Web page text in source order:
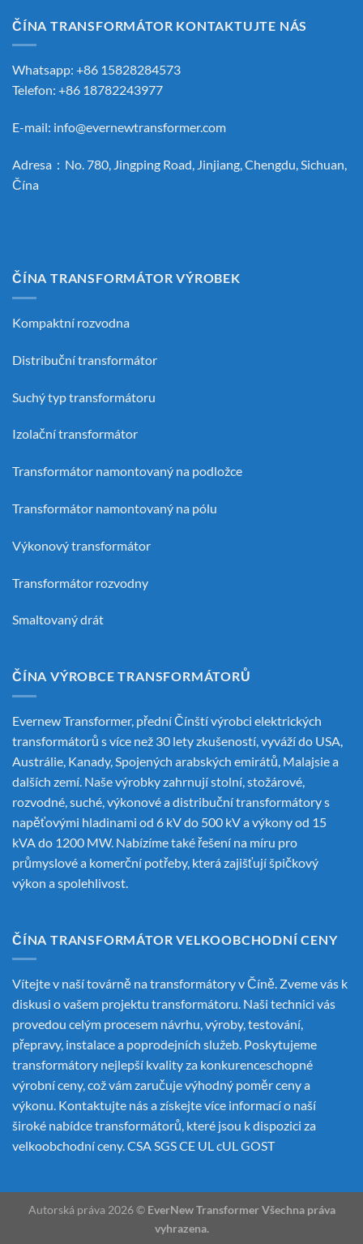
ČÍNA TRANSFORMÁTOR KONTAKTUJTE NÁS
Whatsapp: +86 15828284573
Telefon: +86 18782243977
E-mail: info@evernewtransformer.com
Adresa：No. 780, Jingping Road, Jinjiang, Chengdu, Sichuan,
Čína
ČÍNA TRANSFORMÁTOR VÝROBEK
Kompaktní rozvodna
Distribuční transformátor
Suchý typ transformátoru
Izolační transformátor
Transformátor namontovaný na podložce
Transformátor namontovaný na pólu
Výkonový transformátor
Transformátor rozvodny
Smaltovaný drát
ČÍNA VÝROBCE TRANSFORMÁTORŮ
Evernew Transformer, předníČínští výrobci elektrických
transformátorů s více než 30 lety zkušeností, vyváží do USA,
Austrálie, Kanady, Spojených arabských emirátů, Malajsie a
dalších zemí. Naše výrobky zahrnují stolní, stožárové,
rozvodné, suché, výkonové a distribuční transformátory s
napěťovými hladinami od 6 kV do 500 kV a výkony od 15
kVA do 1200 MW. Nabízíme také řešení na míru pro
průmyslové a komerční potřeby, která zajišťují špičkový
výkon a spolehlivost.
ČÍNA TRANSFORMÁTOR VELKOOBCHODNÍ CENY
Vítejte v naší továrně na transformátory v Číně. Zveme vás k
diskusi o vašem projektu transformátoru. Naši technici vás
provedou celým procesem návrhu, výroby, testování,
přepravy, instalace a poprodejních služeb. Poskytujeme
transformátory nejlepší kvality za konkurenceschopné
výrobní ceny, což vám zaručuje výhodný poměr ceny a
výkonu. Kontaktujte nás a získejte více informací o naší
široké nabídce transformátorů, které jsou k dispozici za
velkoobchodní ceny. CSA SGS CE UL cUL GOST
Autorská práva 2026 © EverNew Transformer Všechna práva
vyhrazena.